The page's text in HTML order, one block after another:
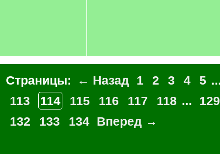
Страницы: ← Назад 1 2 3 4 5
113
114 115 116 117 118 ...
129
132
133 134 Вперед →